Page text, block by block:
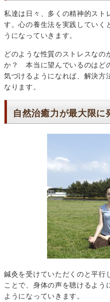
私達は日々、多くの精神的スト
す。心の養生法を実践していく
うになっていきます。
どのような性質のストレスな
か？ 本当に望んでいるのはど
気づけるようになれば、解決方
なります。
自然治癒力が最大限に
鍼灸を受けていただくのと平行
ことで、身体の声を聴けるよう
ようになっていきます。